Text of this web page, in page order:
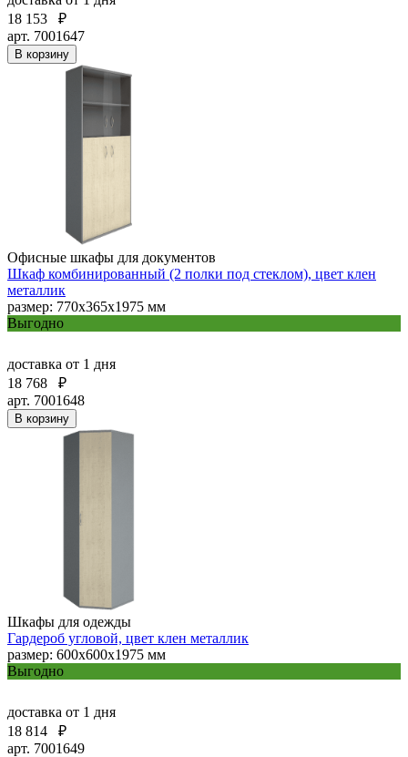
18 153
₽
арт. 7001647
В корзину
Офисные шкафы для документов
Шкаф комбинированный (2 полки под стеклом), цвет клен
металлик
размер: 770х365х1975 мм
Выгодно
доставка от 1 дня
18 768
₽
арт. 7001648
В корзину
Шкафы для одежды
Гардероб угловой, цвет клен металлик
размер: 600х600х1975 мм
Выгодно
доставка от 1 дня
18 814
₽
арт. 7001649